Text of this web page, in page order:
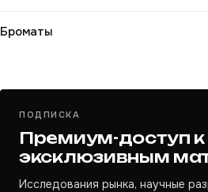
Броматы
ПОДПИСКА
Премиум-доступ к
эксклюзивным
Исследования рынка, научные